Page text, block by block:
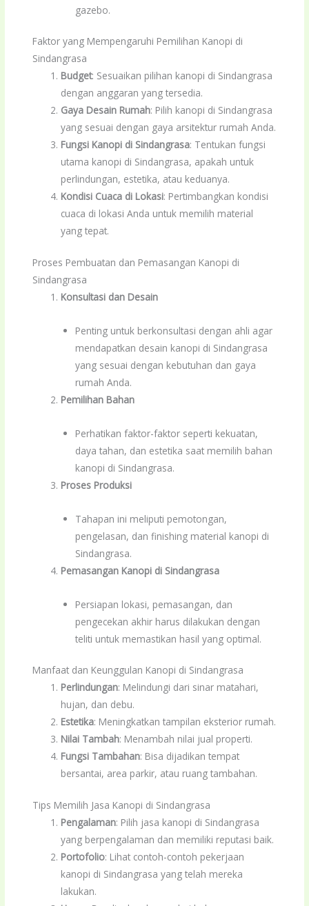
gazebo.
Faktor yang Mempengaruhi Pemilihan Kanopi di
Sindangrasa
Budget: Sesuaikan pilihan kanopi di Sindangrasa
dengan anggaran yang tersedia.
Gaya Desain Rumah: Pilih kanopi di Sindangrasa
yang sesuai dengan gaya arsitektur rumah Anda.
Fungsi Kanopi di Sindangrasa: Tentukan fungsi
utama kanopi di Sindangrasa, apakah untuk
perlindungan, estetika, atau keduanya.
Kondisi Cuaca di Lokasi: Pertimbangkan kondisi
cuaca di lokasi Anda untuk memilih material
yang tepat.
Proses Pembuatan dan Pemasangan Kanopi di
Sindangrasa
Konsultasi dan Desain
Penting untuk berkonsultasi dengan ahli agar
mendapatkan desain kanopi di Sindangrasa
yang sesuai dengan kebutuhan dan gaya
rumah Anda.
Pemilihan Bahan
Perhatikan faktor-faktor seperti kekuatan,
daya tahan, dan estetika saat memilih bahan
kanopi di Sindangrasa.
Proses Produksi
Tahapan ini meliputi pemotongan,
pengelasan, dan finishing material kanopi di
Sindangrasa.
Pemasangan Kanopi di Sindangrasa
Persiapan lokasi, pemasangan, dan
pengecekan akhir harus dilakukan dengan
teliti untuk memastikan hasil yang optimal.
Manfaat dan Keunggulan Kanopi di Sindangrasa
Perlindungan: Melindungi dari sinar matahari,
hujan, dan debu.
Estetika: Meningkatkan tampilan eksterior rumah.
Nilai Tambah: Menambah nilai jual properti.
Fungsi Tambahan: Bisa dijadikan tempat
bersantai, area parkir, atau ruang tambahan.
Tips Memilih Jasa Kanopi di Sindangrasa
Pengalaman: Pilih jasa kanopi di Sindangrasa
yang berpengalaman dan memiliki reputasi baik.
Portofolio: Lihat contoh-contoh pekerjaan
kanopi di Sindangrasa yang telah mereka
lakukan.